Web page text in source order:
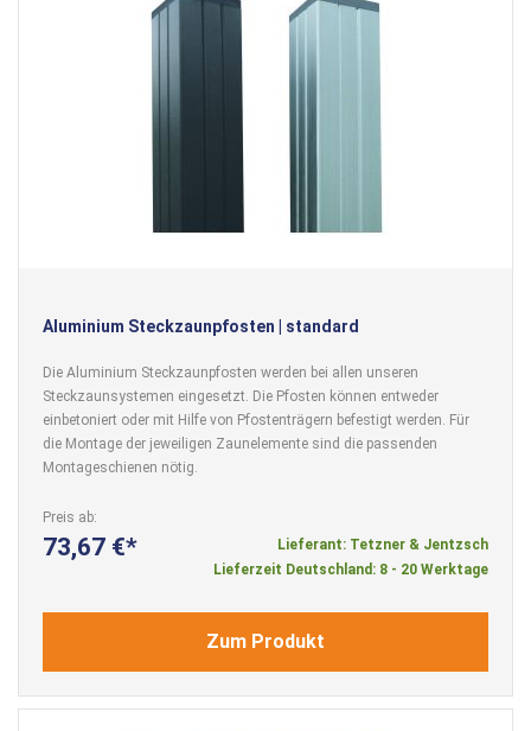
Aluminium Steckzaunpfosten | standard
Die Aluminium Steckzaunpfosten werden bei allen unseren
Steckzaunsystemen eingesetzt. Die Pfosten können entweder
einbetoniert oder mit Hilfe von Pfostenträgern befestigt werden. Für
die Montage der jeweiligen Zaunelemente sind die passenden
Montageschienen nötig.
Preis ab
73,67 €
Lieferant: Tetzner & Jentzsch
Lieferzeit Deutschland: 8 - 20 Werktage
Zum Produkt